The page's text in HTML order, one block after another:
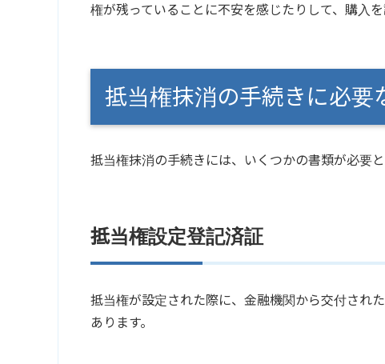
権が残っていることに不安を感じたりして、購入
抵当権抹消の手続きに必要
抵当権抹消の手続きには、いくつかの書類が必要と
抵当権設定登記済証
抵当権が設定された際に、金融機関から交付され
あります。